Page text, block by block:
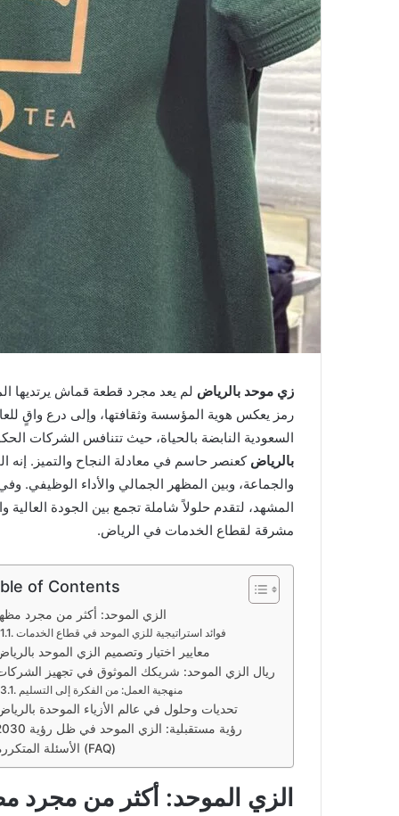
زي موحد بالرياض لم يعد مجرد قطعة قماش يرتديها
رمز يعكس هوية المؤسسة وثقافتها، وإلى درع واقٍ
السعودية النابضة بالحياة، حيث تتنافس الشركات
بالرياض كعنصر حاسم في معادلة النجاح والتميز. إنه
والجماعة، وبين المظهر الجمالي والأداء
المشهد، لتقدم حلولاً شاملة تجمع بين الجودة
مشرقة لقطاع الخدمات في الرياض.
of Contents
الزي الموحد: أكثر من مجرد
فوائد استراتيجية للزي الموحد في قطاع الخدمات
معايير اختيار وتصميم الزي الموحد
ريال الزي الموحد: شريكك الموثوق في تجهيز
منهجية العمل: من الفكرة إلى التسليم
تحديات وحلول في عالم الأزياء الموحدة
رؤية مستقبلية: الزي الموحد في ظل رؤية 2030
الأسئلة المتكررة (FAQ)
الزي الموحد: أكثر من مجرد